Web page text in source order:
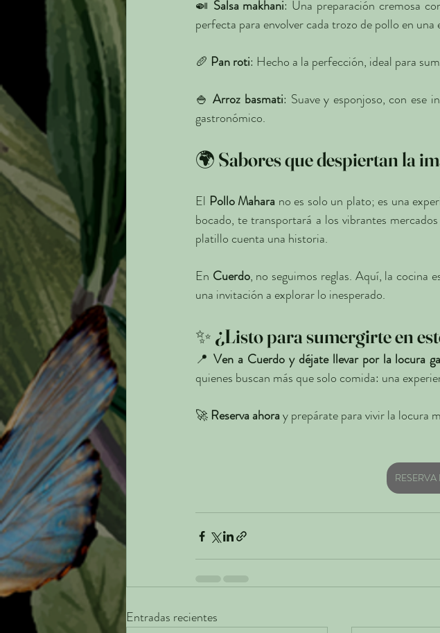
🍛 Salsa makhani: Una preparación cremosa
perfecta para envolver cada trozo de pollo en
🥖 Pan roti: Hecho a la perfección, ideal para
🍚 Arroz basmati: Suave y esponjoso, con ese
gastronómico.
🌍 Sabores que despiertan la
El Pollo Mahara no es solo un plato; es una
bocado, te transportará a los vibrantes
platillo cuenta una historia.
En Cuerdo, no seguimos reglas. Aquí, la cocina
una invitación a explorar lo inesperado.
✨ ¿Listo para sumergirte en
📍 Ven a Cuerdo y déjate llevar por la locura
quienes buscan más que solo comida: una
🚀 Reserva ahora y prepárate para vivir la locura
Entradas recientes